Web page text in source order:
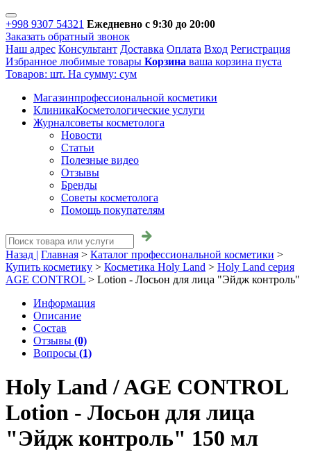
+998 9307 54321 Ежедневно с 9:30 до 20:00
Заказать обратный звонок
Наш адрес Консультант Доставка Оплата Вход Регистрация
Избранное любимые товары Корзина ваша корзина пуста
Товаров: шт. На сумму: сум
Магазинпрофессиональной косметики
КлиникаКосметологические услуги
Журналсоветы косметолога
Новости
Статьи
Полезные видео
Отзывы
Бренды
Советы косметолога
Помощь покупателям
Назад | Главная > Каталог профессиональной косметики >
Купить косметику > Косметика Holy Land > Holy Land серия
AGE CONTROL > Lotion - Лосьон для лица "Эйдж контроль"
Информация
Описание
Состав
Отзывы (0)
Вопросы (1)
Holy Land / AGE CONTROL
Lotion - Лосьон для лица
"Эйдж контроль" 150 мл